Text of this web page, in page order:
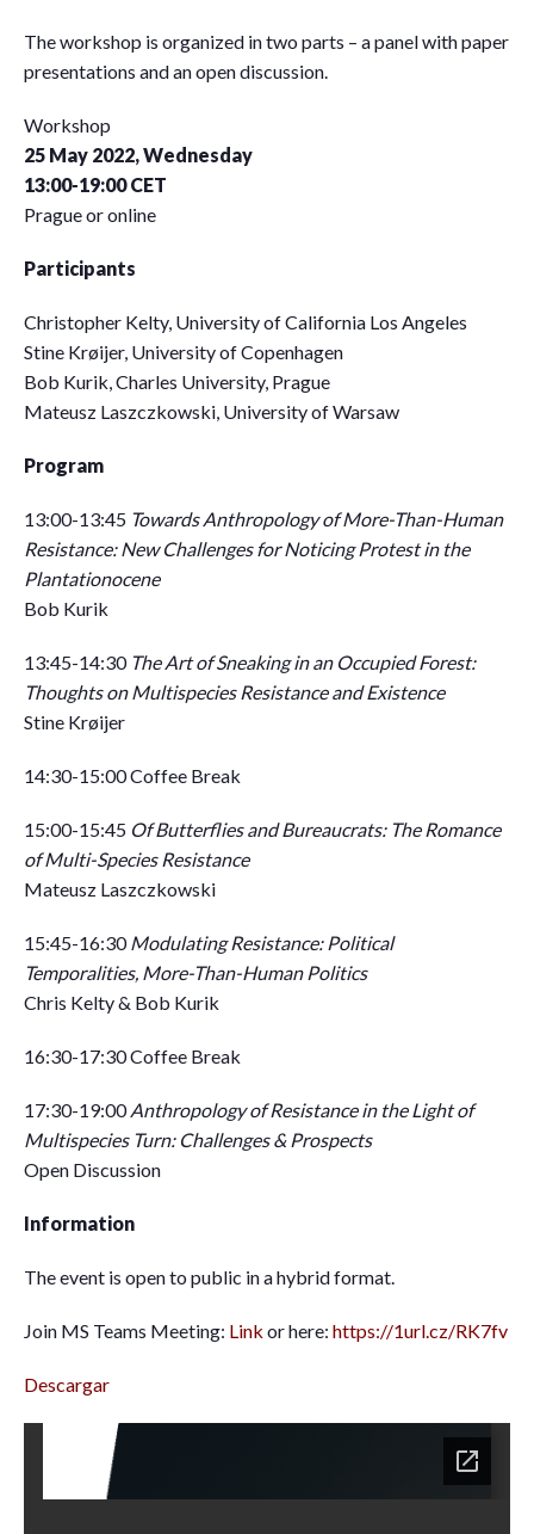
The workshop is organized in two parts – a panel with paper
presentations and an open discussion.
Workshop
25 May 2022, Wednesday
13:00-19:00 CET
Prague or online
Participants
Christopher Kelty, University of California Los Angeles
Stine Krøijer, University of Copenhagen
Bob Kurik, Charles University, Prague
Mateusz Laszczkowski, University of Warsaw
Program
13:00-13:45 Towards Anthropology of More-Than-Human
Resistance: New Challenges for Noticing Protest in the
Plantationocene
Bob Kurik
13:45-14:30 The Art of Sneaking in an Occupied Forest:
Thoughts on Multispecies Resistance and Existence
Stine Krøijer
14:30-15:00 Coffee Break
15:00-15:45 Of Butterflies and Bureaucrats: The Romance
of Multi-Species Resistance
Mateusz Laszczkowski
15:45-16:30 Modulating Resistance: Political
Temporalities, More-Than-Human Politics
Chris Kelty & Bob Kurik
16:30-17:30 Coffee Break
17:30-19:00Anthropology of Resistance in the Light of
Multispecies Turn: Challenges & Prospects
Open Discussion
Information
The event is open to public in a hybrid format.
Join MS Teams Meeting: Link or here: https://1url.cz/RK7fv
Descargar